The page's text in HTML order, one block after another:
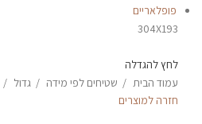
פופלאריים
304X193
לחץ להגדלה
עמוד הבית
שטיחים לפי מידה גדול
חזרה למוצרים